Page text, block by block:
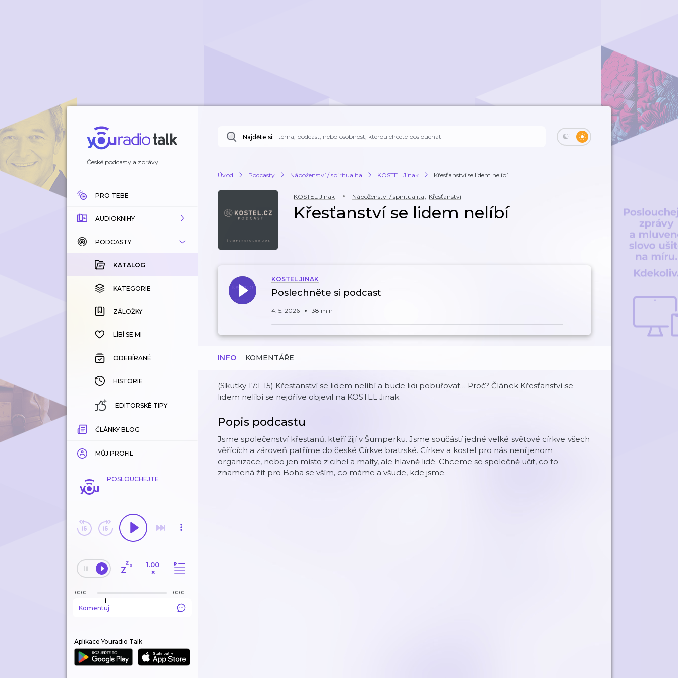
České podcasty a zprávy
PRO TEBE
AUDIOKNIHY
KATALOG
KOUPENÉ
KATEGORIE
ZÁLOŽKY
HISTORIE
PODCASTY
KATALOG
KATEGORIE
ZÁLOŽKY
LÍBÍ SE MI
ODEBÍRANÉ
HISTORIE
EDITORSKÉ TIPY
ČLÁNKY BLOG
MŮJ PROFIL
POSLOUCHEJTE
1.00
×
00:00 00:00
Komentuj
Aplikace Youradio Talk
Najděte si:
Úvod Podcasty Náboženství / spiritualita KOSTEL Jinak Křesťanství se lidem nelíbí
KOSTEL Jinak Náboženství / spiritualita, Křesťanství
Křesťanství se lidem nelíbí
KOSTEL JINAK
Poslechněte si podcast
4. 5. 2026 38 min
INFO KOMENTÁŘE
(Skutky 17:1-15) Křesťanství se lidem nelíbí a bude lidi pobuřovat… Proč? Článek Křesťanství se
lidem nelíbí se nejdříve objevil na KOSTEL Jinak.
Popis podcastu
Jsme společenství křesťanů, kteří žijí v Šumperku. Jsme součástí jedné velké světové církve všech
věřících a zároveň patříme do české Církve bratrské. Církev a kostel pro nás není jenom
organizace, nebo jen místo z cihel a malty, ale hlavně lidé. Chceme se společně učit, co to
znamená žít pro Boha se vším, co máme a všude, kde jsme.